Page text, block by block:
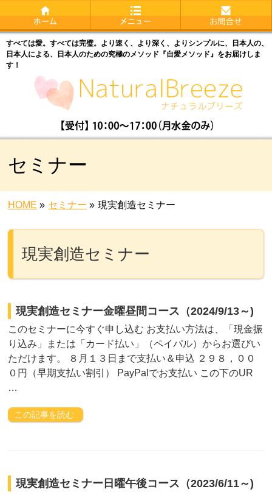
すべては愛。すべては完璧。より速く、より深く、よりシンプルに、日本人の、
日本人による、日本人のための究極のメソッド『自愛メソッド』をお届けしま
す！
セミナー
HOME » セミナー » 現実創造セミナー
現実創造セミナー
現実創造セミナー金曜昼間コース（2024/9/13～)
このセミナーに今すぐ申し込む お支払い方法は、「現金振
り込み」または「カード払い」（ペイパル）からお選びい
ただけます。 ８月１３日まで支払い＆申込 ２９８，００
０円（早期支払い割引） PayPalでお支払い この下のUR
…
この記事を読む
現実創造セミナー日曜午後コース（2023/6/11～)